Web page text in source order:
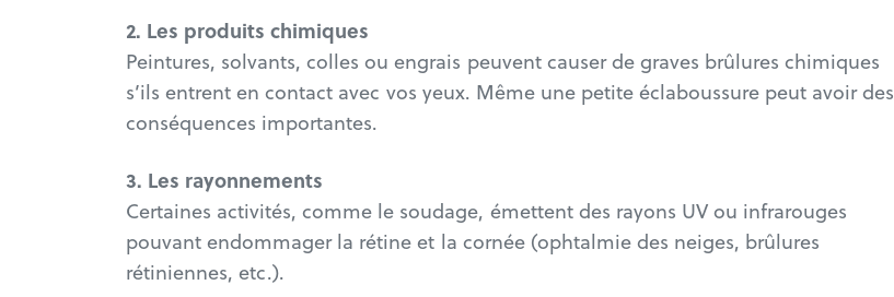
2. Les produits chimiques
Peintures, solvants, colles ou engrais peuvent causer de graves brûlures chimiques
s’ils entrent en contact avec vos yeux. Même une petite éclaboussure peut avoir des
conséquences importantes.
3. Les rayonnements
Certaines activités, comme le soudage, émettent des rayons UV ou infrarouges
pouvant endommager la rétine et la cornée (ophtalmie des neiges, brûlures
rétiniennes, etc.).